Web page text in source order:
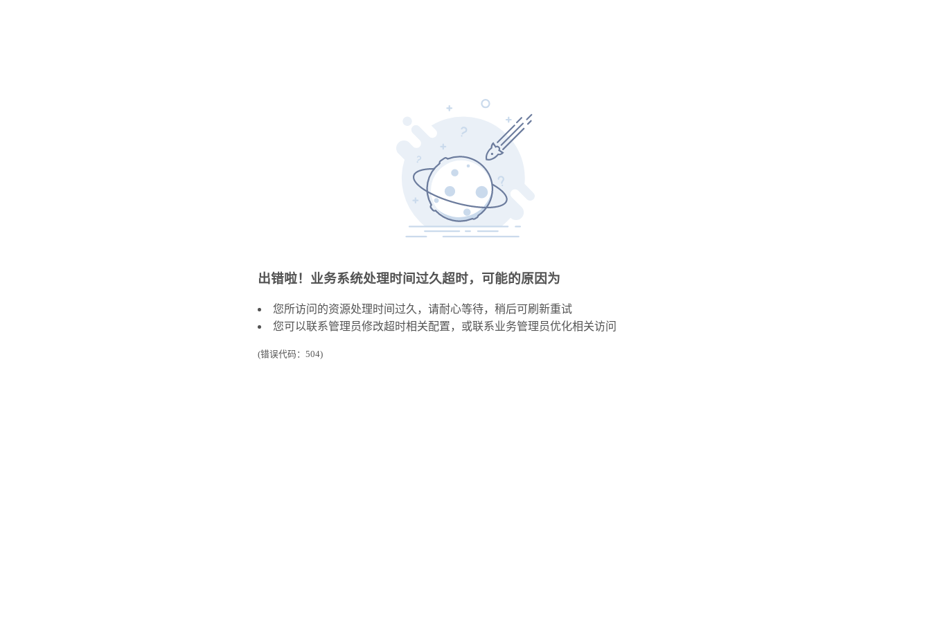
出错啦！业务系统处理时间过久超时，可能的原因为
您所访问的资源处理时间过久，请耐心等待，稍后可刷新重试
您可以联系管理员修改超时相关配置，或联系业务管理员优化相关访问
(错误代码：504)